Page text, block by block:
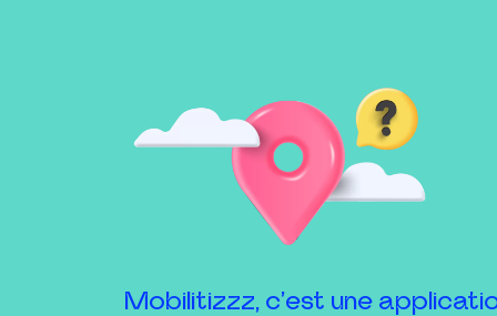
Mobilitizzz, c’est une